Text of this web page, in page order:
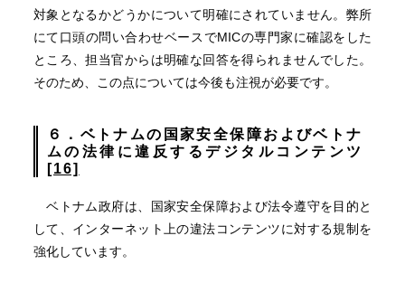
対象となるかどうかについて明確にされていません。弊所
にて口頭の問い合わせベースでMICの専門家に確認をした
ところ、担当官からは明確な回答を得られませんでした。
そのため、この点については今後も注視が必要です。
６．ベトナムの国家安全保障およびベトナ
ムの法律に違反するデジタルコンテンツ
[16]
ベトナム政府は、国家安全保障および法令遵守を目的と
して、インターネット上の違法コンテンツに対する規制を
強化しています。